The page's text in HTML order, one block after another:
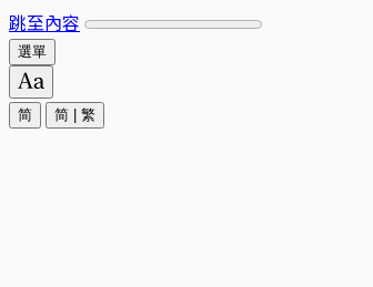
跳至內容
選單
简 简 繁